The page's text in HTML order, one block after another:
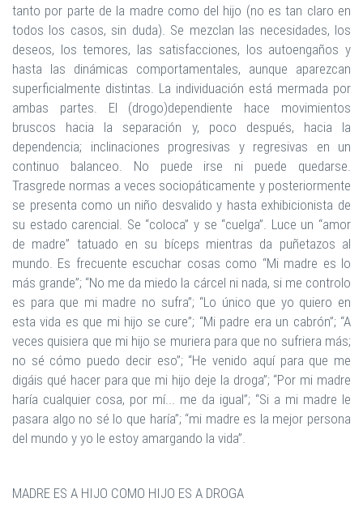
tanto por parte de la madre como del hijo (no es tan claro en
todos los casos, sin duda). Se mezclan las necesidades, los
deseos, los temores, las satisfacciones, los autoengaños y
hasta las dinámicas comportamentales, aunque aparezcan
superficialmente distintas. La individuación está mermada por
ambas partes. El (drogo)dependiente hace movimientos
bruscos hacia la separación y, poco después, hacia la
dependencia; inclinaciones progresivas y regresivas en un
continuo balanceo. No puede irse ni puede quedarse.
Trasgrede normas a veces sociopáticamente y posteriormente
se presenta como un niño desvalido y hasta exhibicionista de
su estado carencial. Se “coloca” y se “cuelga”. Luce un “amor
de madre” tatuado en su bíceps mientras da puñetazos al
mundo. Es frecuente escuchar cosas como “Mi madre es lo
más grande”; “No me da miedo la cárcel ni nada, si me controlo
es para que mi madre no sufra”; “Lo único que yo quiero en
esta vida es que mi hijo se cure”; “Mi padre era un cabrón”; “A
veces quisiera que mi hijo se muriera para que no sufriera más;
no sé cómo puedo decir eso”; “He venido aquí para que me
digáis qué hacer para que mi hijo deje la droga”; “Por mi madre
haría cualquier cosa, por mí... me da igual”; “Si a mi madre le
pasara algo no sé lo que haría”; “mi madre es la mejor persona
del mundo y yo le estoy amargando la vida”.
MADRE ES A HIJO COMO HIJO ES A DROGA